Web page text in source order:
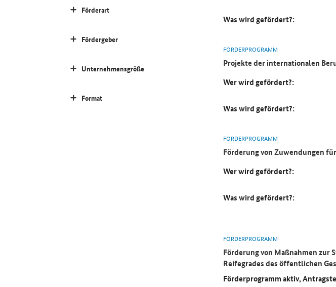
Was wird gefördert?:
FÖRDERPROGRAMM
Projekte der internationalen
Wer wird gefördert?:
Was wird gefördert?:
FÖRDERPROGRAMM
Förderung von Zuwendungen
Wer wird gefördert?:
Was wird gefördert?:
FÖRDERPROGRAMM
Förderung von Maßnahmen
Reifegrades des öffentlichen
Förderprogramm aktiv,
Förderart
Fördergeber
Unternehmensgröße
Format